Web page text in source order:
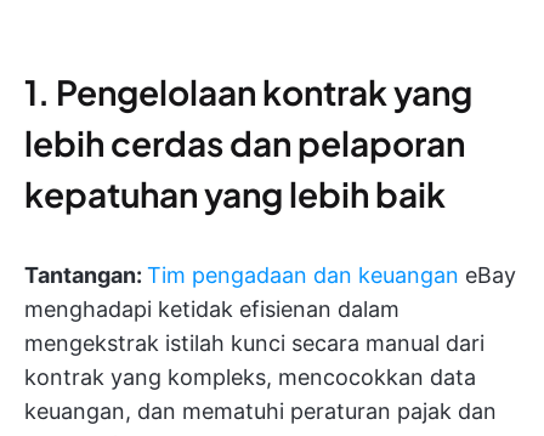
1. Pengelolaan kontrak yang
lebih cerdas dan pelaporan
kepatuhan yang lebih baik
Tantangan: Tim pengadaan dan keuangan eBay
menghadapi ketidak efisienan dalam
mengekstrak istilah kunci secara manual dari
kontrak yang kompleks, mencocokkan data
keuangan, dan mematuhi peraturan pajak dan